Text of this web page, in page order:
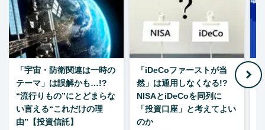
「宇宙・防衛関連は一時の
テーマ」は誤解かも…!?
“流行りもの”にとどまらな
い言える“これだけの理
由”【投資信託】
「iDeCoファーストが当
然」は通用しなくなる!?
NISAとiDeCoを同列に
「投資口座」と考えてよい
のか